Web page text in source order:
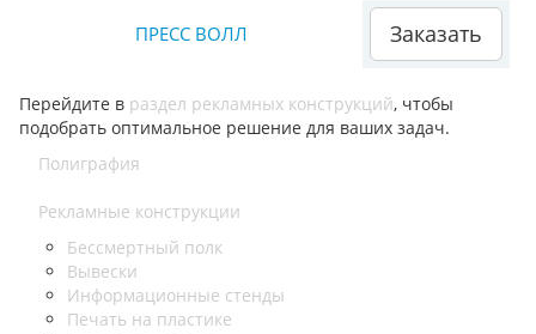
ПРЕСС ВОЛЛ Заказать
Перейдите в раздел рекламных конструкций, чтобы
подобрать оптимальное решение для ваших задач.
Полиграфия
Рекламные конструкции
Бессмертный полк
Вывески
Информационные стенды
Печать на пластике